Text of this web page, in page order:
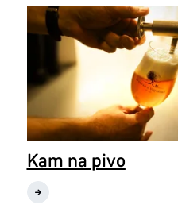
Kam na pivo
Kam na pivo